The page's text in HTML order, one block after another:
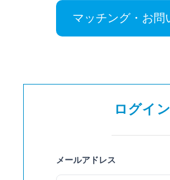
マッチング・お問
ログイン
メールアドレス